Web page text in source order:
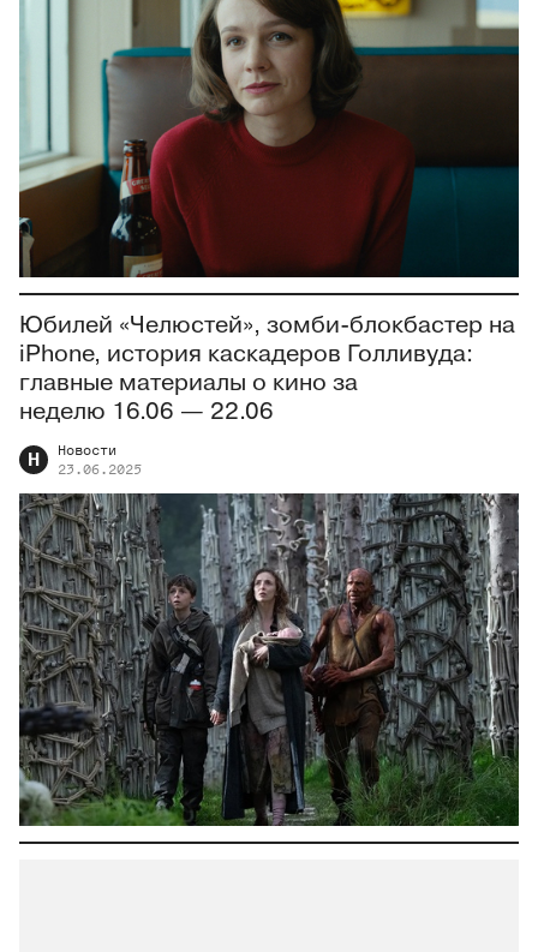
Юбилей «Челюстей», зомби-блокбастер на
iPhone, история каскадеров Голливуда:
главные материалы о кино за
неделю 16.06 — 22.06
Н
Новости
23.06.2025